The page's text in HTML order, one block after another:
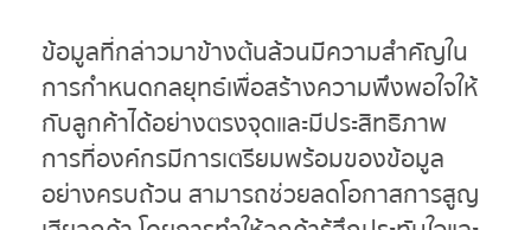
ข้อมูลที่กล่าวมาข้างต้นล้วนมีความสำคัญใน
การกำหนดกลยุทธ์เพื่อสร้างความพึงพอใจให้
กับลูกค้าได้อย่างตรงจุดและมีประสิทธิภาพ
การที่องค์กรมีการเตรียมพร้อมของข้อมูล
อย่างครบถ้วน สามารถช่วยลดโอกาสการสูญ